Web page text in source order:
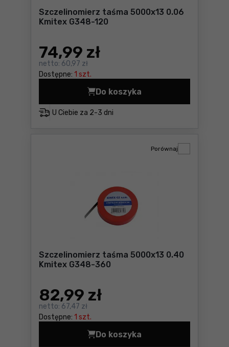
Szczelinomierz taśma 5000x13 0.06
Kmitex G348-120
74,99 zł
netto: 60,97 zł
Dostępne: 1 szt.
U Ciebie za 2-3 dni
Do koszyka
Szczelinomierz taśma
Szczelinomierz taśma 5000x13 0.40
Kmitex G348-360
82,99 zł
netto: 67,47 zł
Dostępne: 1 szt.
Porównaj
Do koszyka
Szczelinomierz taśma